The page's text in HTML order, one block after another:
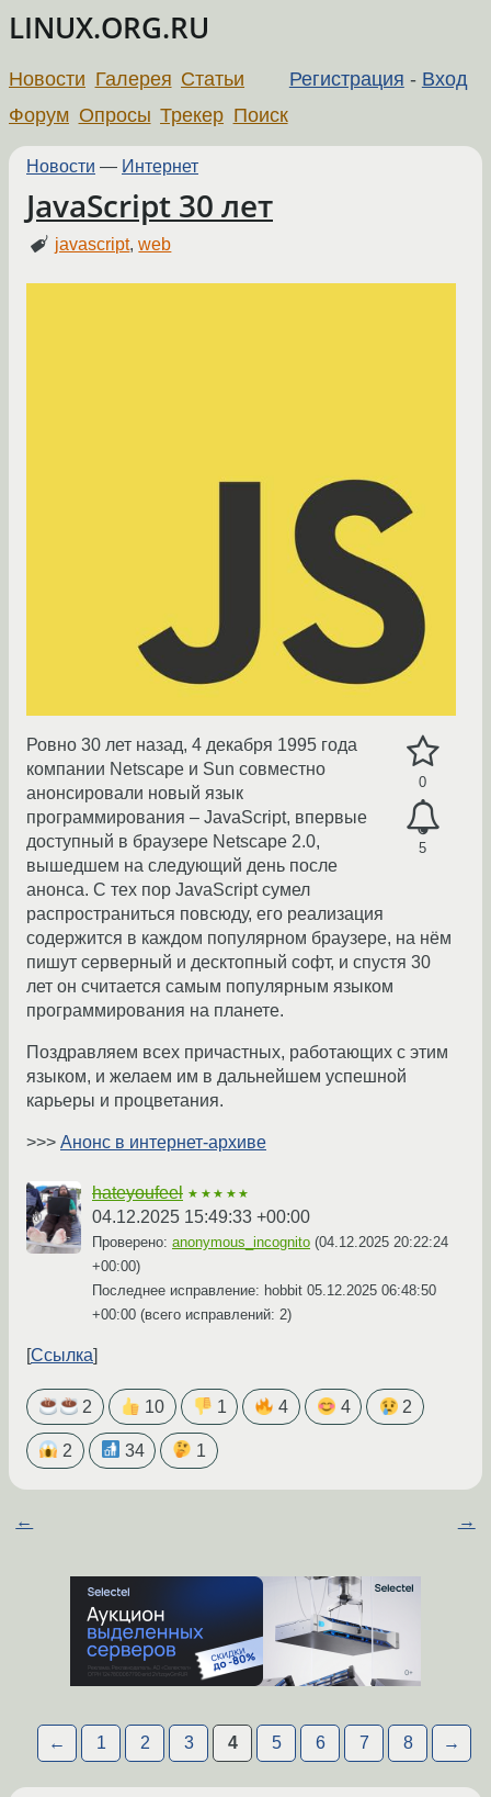
LINUX.ORG.RU
Регистрация - Вход
Новости Галерея Статьи
Форум Опросы Трекер Поиск
Новости — Интернет
JavaScript 30 лет
javascript,web
0
5
Ровно 30 лет назад, 4 декабря 1995 года
компании Netscape и Sun совместно
анонсировали новый язык
программирования – JavaScript, впервые
доступный в браузере Netscape 2.0,
вышедшем на следующий день после
анонса. С тех пор JavaScript сумел
распространиться повсюду, его реализация
содержится в каждом популярном браузере, на нём
пишут серверный и десктопный софт, и спустя 30
лет он считается самым популярным языком
программирования на планете.
Поздравляем всех причастных, работающих с этим
языком, и желаем им в дальнейшем успешной
карьеры и процветания.
>>> Анонс в интернет-архиве
hateyoufeel ★★★★★
04.12.2025 15:49:33 +00:00
Проверено: anonymous_incognito (04.12.2025 20:22:24
+00:00)
Последнее исправление: hobbit 05.12.2025 06:48:50
+00:00 (всего исправлений: 2)
Ссылка
2 10 1 4 4 2
2 34 1
← →
← 1 2 3 4 5 6 7 8 →